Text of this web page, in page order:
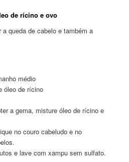
de rícino e ovo
queda de cabelo e também a
médio
óleo de rícino
a gema, misture óleo de rícino e
no couro cabeludo e no
e lave com xampu sem sulfato.